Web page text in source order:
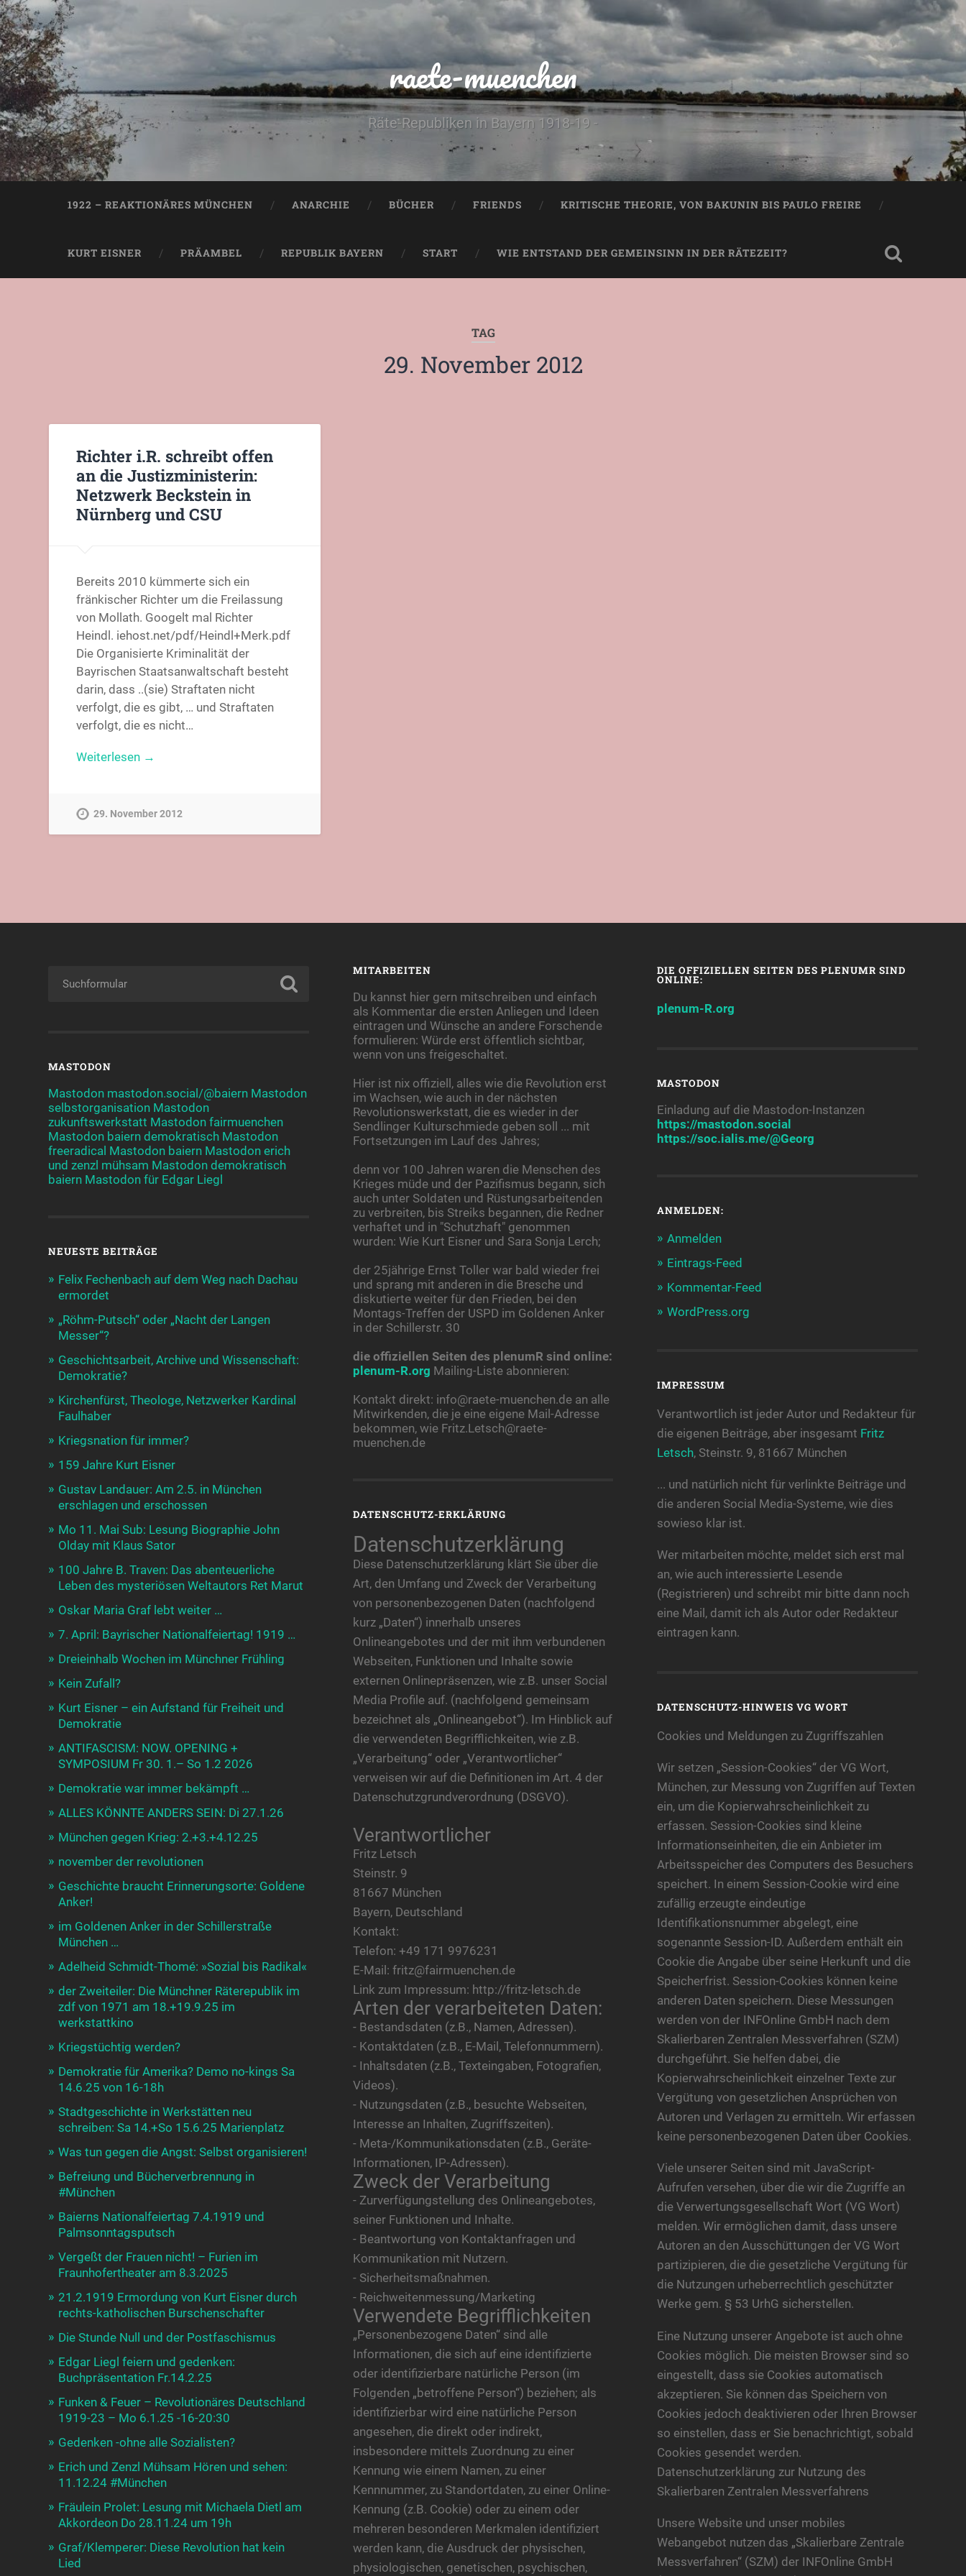
raete-muenchen
Räte-Republiken in Bayern 1918-19 -
1922 – REAKTIONÄRES MÜNCHEN ANARCHIE BÜCHER FRIENDS KRITISCHE THEORIE, VON BAKUNIN BIS PAULO FREIRE
KURT EISNER PRÄAMBEL REPUBLIK BAYERN START WIE ENTSTAND DER GEMEINSINN IN DER RÄTEZEIT?
TAG
29. November 2012
Richter i.R. schreibt offen
an die Justizministerin:
Netzwerk Beckstein in
Nürnberg und CSU
Bereits 2010 kümmerte sich ein
fränkischer Richter um die Freilassung
von Mollath. Googelt mal Richter
Heindl. iehost.net/pdf/Heindl+Merk.pdf
Die Organisierte Kriminalität der
Bayrischen Staatsanwaltschaft besteht
darin, dass ..(sie) Straftaten nicht
verfolgt, die es gibt, … und Straftaten
verfolgt, die es nicht…
Weiterlesen →
29. November 2012
MASTODON
Mastodon mastodon.social/@baiern Mastodon
selbstorganisation Mastodon
zukunftswerkstatt Mastodon fairmuenchen
Mastodon baiern demokratisch Mastodon
freeradical Mastodon baiern Mastodon erich
und zenzl mühsam Mastodon demokratisch
baiern Mastodon für Edgar Liegl
NEUESTE BEITRÄGE
Felix Fechenbach auf dem Weg nach Dachau
ermordet
„Röhm-Putsch“ oder „Nacht der Langen
Messer“?
Geschichtsarbeit, Archive und Wissenschaft:
Demokratie?
Kirchenfürst, Theologe, Netzwerker Kardinal
Faulhaber
Kriegsnation für immer?
159 Jahre Kurt Eisner
Gustav Landauer: Am 2.5. in München
erschlagen und erschossen
Mo 11. Mai Sub: Lesung Biographie John
Olday mit Klaus Sator
100 Jahre B. Traven: Das abenteuerliche
Leben des mysteriösen Weltautors Ret Marut
Oskar Maria Graf lebt weiter …
7. April: Bayrischer Nationalfeiertag! 1919 …
Dreieinhalb Wochen im Münchner Frühling
Kein Zufall?
Kurt Eisner – ein Aufstand für Freiheit und
Demokratie
ANTIFASCISM: NOW. OPENING +
SYMPOSIUM Fr 30. 1.– So 1.2 2026
Demokratie war immer bekämpft …
ALLES KÖNNTE ANDERS SEIN: Di 27.1.26
München gegen Krieg: 2.+3.+4.12.25
november der revolutionen
Geschichte braucht Erinnerungsorte: Goldene
Anker!
im Goldenen Anker in der Schillerstraße
München …
Adelheid Schmidt-Thomé: »Sozial bis Radikal«
der Zweiteiler: Die Münchner Räterepublik im
zdf von 1971 am 18.+19.9.25 im
werkstattkino
Kriegstüchtig werden?
Demokratie für Amerika? Demo no-kings Sa
14.6.25 von 16-18h
Stadtgeschichte in Werkstätten neu
schreiben: Sa 14.+So 15.6.25 Marienplatz
Was tun gegen die Angst: Selbst organisieren!
Befreiung und Bücherverbrennung in
#München
Baierns Nationalfeiertag 7.4.1919 und
Palmsonntagsputsch
Vergeßt der Frauen nicht! – Furien im
Fraunhofertheater am 8.3.2025
21.2.1919 Ermordung von Kurt Eisner durch
rechts-katholischen Burschenschafter
Die Stunde Null und der Postfaschismus
Edgar Liegl feiern und gedenken:
Buchpräsentation Fr.14.2.25
Funken & Feuer – Revolutionäres Deutschland
1919-23 – Mo 6.1.25 -16-20:30
Gedenken -ohne alle Sozialisten?
Erich und Zenzl Mühsam Hören und sehen:
11.12.24 #München
Fräulein Prolet: Lesung mit Michaela Dietl am
Akkordeon Do 28.11.24 um 19h
Graf/Klemperer: Diese Revolution hat kein
Lied
MITARBEITEN
Du kannst hier gern mitschreiben und einfach
als Kommentar die ersten Anliegen und Ideen
eintragen und Wünsche an andere Forschende
formulieren: Würde erst öffentlich sichtbar,
wenn von uns freigeschaltet.
Hier ist nix offiziell, alles wie die Revolution erst
im Wachsen, wie auch in der nächsten
Revolutionswerkstatt, die es wieder in der
Sendlinger Kulturschmiede geben soll ... mit
Fortsetzungen im Lauf des Jahres;
denn vor 100 Jahren waren die Menschen des
Krieges müde und der Pazifismus begann, sich
auch unter Soldaten und Rüstungsarbeitenden
zu verbreiten, bis Streiks begannen, die Redner
verhaftet und in "Schutzhaft" genommen
wurden: Wie Kurt Eisner und Sara Sonja Lerch;
der 25jährige Ernst Toller war bald wieder frei
und sprang mit anderen in die Bresche und
diskutierte weiter für den Frieden, bei den
Montags-Treffen der USPD im Goldenen Anker
in der Schillerstr. 30
die offiziellen Seiten des plenumR sind online:
plenum-R.org Mailing-Liste abonnieren:
Kontakt direkt: info@raete-muenchen.de an alle
Mitwirkenden, die je eine eigene Mail-Adresse
bekommen, wie Fritz.Letsch@raete-
muenchen.de
DATENSCHUTZ-ERKLÄRUNG
Datenschutzerklärung
Diese Datenschutzerklärung klärt Sie über die
Art, den Umfang und Zweck der Verarbeitung
von personenbezogenen Daten (nachfolgend
kurz „Daten“) innerhalb unseres
Onlineangebotes und der mit ihm verbundenen
Webseiten, Funktionen und Inhalte sowie
externen Onlinepräsenzen, wie z.B. unser Social
Media Profile auf. (nachfolgend gemeinsam
bezeichnet als „Onlineangebot“). Im Hinblick auf
die verwendeten Begrifflichkeiten, wie z.B.
„Verarbeitung“ oder „Verantwortlicher“
verweisen wir auf die Definitionen im Art. 4 der
Datenschutzgrundverordnung (DSGVO).
Verantwortlicher
Fritz Letsch
Steinstr. 9
81667 München
Bayern, Deutschland
Kontakt:
Telefon: +49 171 9976231
E-Mail: fritz@fairmuenchen.de
Link zum Impressum: http://fritz-letsch.de
Arten der verarbeiteten Daten:
- Bestandsdaten (z.B., Namen, Adressen).
- Kontaktdaten (z.B., E-Mail, Telefonnummern).
- Inhaltsdaten (z.B., Texteingaben, Fotografien,
Videos).
- Nutzungsdaten (z.B., besuchte Webseiten,
Interesse an Inhalten, Zugriffszeiten).
- Meta-/Kommunikationsdaten (z.B., Geräte-
Informationen, IP-Adressen).
Zweck der Verarbeitung
- Zurverfügungstellung des Onlineangebotes,
seiner Funktionen und Inhalte.
- Beantwortung von Kontaktanfragen und
Kommunikation mit Nutzern.
- Sicherheitsmaßnahmen.
- Reichweitenmessung/Marketing
Verwendete Begrifflichkeiten
„Personenbezogene Daten“ sind alle
Informationen, die sich auf eine identifizierte
oder identifizierbare natürliche Person (im
Folgenden „betroffene Person“) beziehen; als
identifizierbar wird eine natürliche Person
angesehen, die direkt oder indirekt,
insbesondere mittels Zuordnung zu einer
Kennung wie einem Namen, zu einer
Kennnummer, zu Standortdaten, zu einer Online-
Kennung (z.B. Cookie) oder zu einem oder
mehreren besonderen Merkmalen identifiziert
werden kann, die Ausdruck der physischen,
physiologischen, genetischen, psychischen,
DIE OFFIZIELLEN SEITEN DES PLENUMR SIND
ONLINE:
plenum-R.org
MASTODON
Einladung auf die Mastodon-Instanzen
https://mastodon.social
https://soc.ialis.me/@Georg
ANMELDEN:
Anmelden
Eintrags-Feed
Kommentar-Feed
WordPress.org
IMPRESSUM
Verantwortlich ist jeder Autor und Redakteur für
die eigenen Beiträge, aber insgesamt Fritz
Letsch, Steinstr. 9, 81667 München
... und natürlich nicht für verlinkte Beiträge und
die anderen Social Media-Systeme, wie dies
sowieso klar ist.
Wer mitarbeiten möchte, meldet sich erst mal
an, wie auch interessierte Lesende
(Registrieren) und schreibt mir bitte dann noch
eine Mail, damit ich als Autor oder Redakteur
eintragen kann.
DATENSCHUTZ-HINWEIS VG WORT
Cookies und Meldungen zu Zugriffszahlen
Wir setzen „Session-Cookies“ der VG Wort,
München, zur Messung von Zugriffen auf Texten
ein, um die Kopierwahrscheinlichkeit zu
erfassen. Session-Cookies sind kleine
Informationseinheiten, die ein Anbieter im
Arbeitsspeicher des Computers des Besuchers
speichert. In einem Session-Cookie wird eine
zufällig erzeugte eindeutige
Identifikationsnummer abgelegt, eine
sogenannte Session-ID. Außerdem enthält ein
Cookie die Angabe über seine Herkunft und die
Speicherfrist. Session-Cookies können keine
anderen Daten speichern. Diese Messungen
werden von der INFOnline GmbH nach dem
Skalierbaren Zentralen Messverfahren (SZM)
durchgeführt. Sie helfen dabei, die
Kopierwahrscheinlichkeit einzelner Texte zur
Vergütung von gesetzlichen Ansprüchen von
Autoren und Verlagen zu ermitteln. Wir erfassen
keine personenbezogenen Daten über Cookies.
Viele unserer Seiten sind mit JavaScript-
Aufrufen versehen, über die wir die Zugriffe an
die Verwertungsgesellschaft Wort (VG Wort)
melden. Wir ermöglichen damit, dass unsere
Autoren an den Ausschüttungen der VG Wort
partizipieren, die die gesetzliche Vergütung für
die Nutzungen urheberrechtlich geschützter
Werke gem. § 53 UrhG sicherstellen.
Eine Nutzung unserer Angebote ist auch ohne
Cookies möglich. Die meisten Browser sind so
eingestellt, dass sie Cookies automatisch
akzeptieren. Sie können das Speichern von
Cookies jedoch deaktivieren oder Ihren Browser
so einstellen, dass er Sie benachrichtigt, sobald
Cookies gesendet werden.
Datenschutzerklärung zur Nutzung des
Skalierbaren Zentralen Messverfahrens
Unsere Website und unser mobiles
Webangebot nutzen das „Skalierbare Zentrale
Messverfahren“ (SZM) der INFOnline GmbH